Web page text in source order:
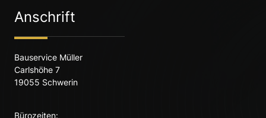
Anschrift
Bauservice Müller
Carlshöhe 7
19055 Schwerin
Bürozeiten: